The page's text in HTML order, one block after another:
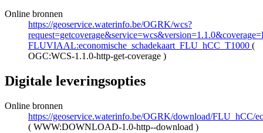
Online bronnen
https://geoservice.waterinfo.be/OGRK/wcs?
FLUVIAAL:economische_schadekaart_FLU_hCC_T1000 (
OGC:WCS-1.1.0-http-get-coverage )
Digitale leveringsopties
Online bronnen
https://geoservice.waterinfo.be/OGRK/download/FLU_hCC/
( WWW:DOWNLOAD-1.0-http--download )